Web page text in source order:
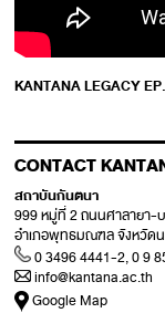
KANTANA LEGACY
CONTACT
สถาบันกันตนา
999 หมู่ที่ 2 ถนนศาลายา-
อำเภอพุทธมณฑล จังหวัด
0 3496 4441-2, 0 9
info@kantana.ac.th
Google Map